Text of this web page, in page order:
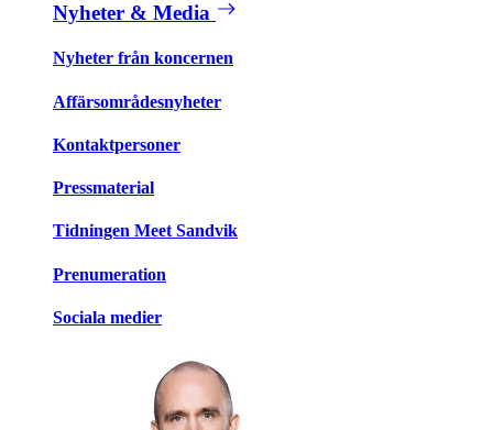
Nyheter & Media
Nyheter från koncernen
Affärsområdesnyheter
Kontaktpersoner
Pressmaterial
Tidningen Meet Sandvik
Prenumeration
Sociala medier